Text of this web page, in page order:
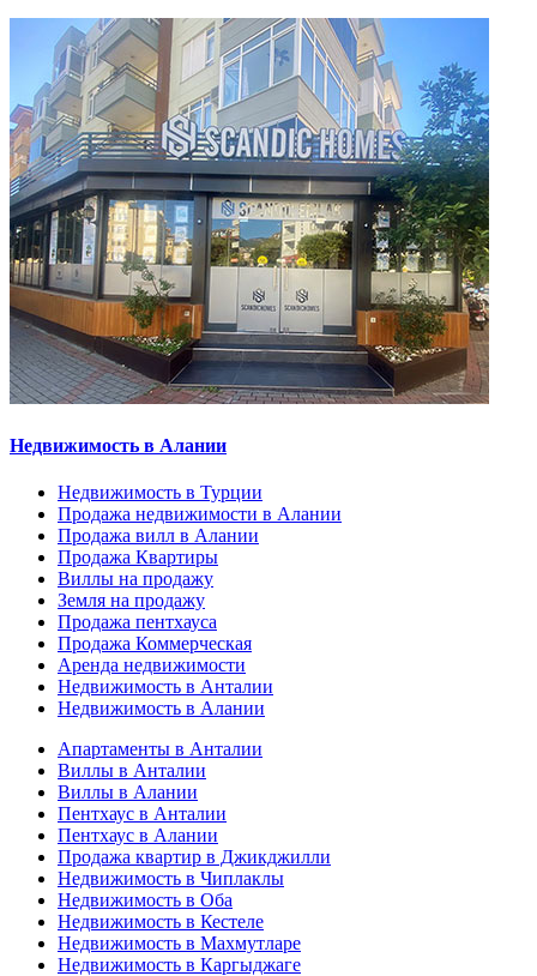
Недвижимость в Алании
Недвижимость в Турции
Продажа недвижимости в Алании
Продажа вилл в Алании
Продажа Квартиры
Виллы на продажу
Земля на продажу
Продажа пентхауса
Продажа Коммерческая
Аренда недвижимости
Недвижимость в Анталии
Недвижимость в Алании
Апартаменты в Анталии
Виллы в Анталии
Виллы в Алании
Пентхаус в Анталии
Пентхаус в Алании
Продажа квартир в Джикджилли
Недвижимость в Чиплаклы
Недвижимость в Оба
Недвижимость в Кестеле
Недвижимость в Махмутларе
Недвижимость в Каргыджаге